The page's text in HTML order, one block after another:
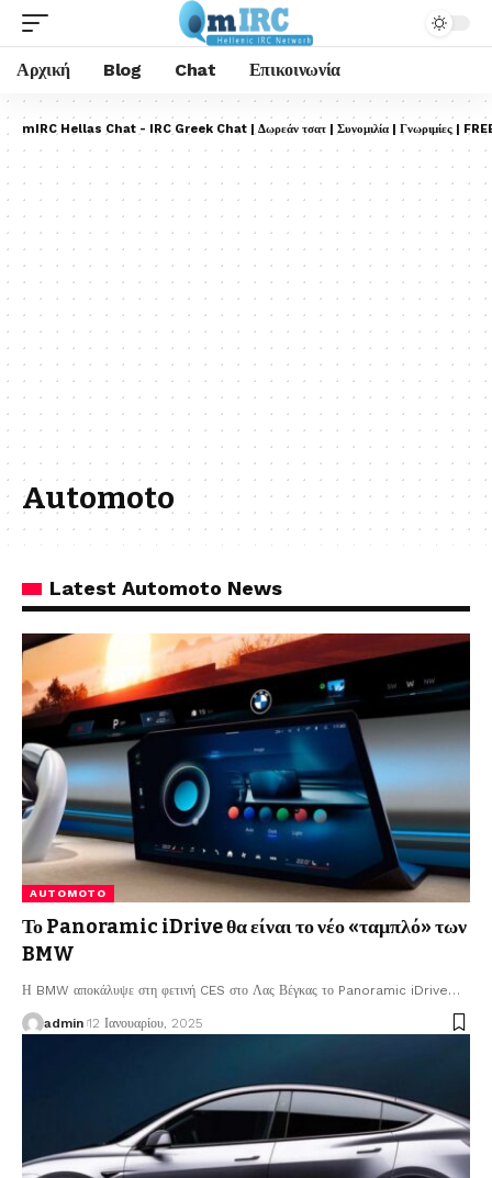
Αρχική Blog Chat Επικοινωνία
mIRC Hellas Chat - IRC Greek Chat | Δωρεάν τσατ | Συνομιλία | Γνωριμίες |
Automoto
Latest Automoto News
AUTOMOTO
Το Panoramic iDrive θα είναι το νέο «ταμπλό» των
BMW
Η BMW αποκάλυψε στη φετινή CES στο Λας Βέγκας το Panoramic iDrive…
admin 12 Ιανουαρίου, 2025